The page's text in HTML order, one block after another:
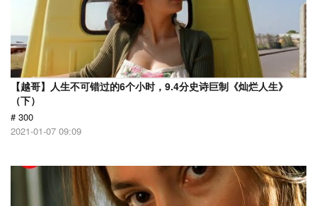
【越哥】人生不可错过的6个小时，9.4分史诗巨制《灿烂人生》
（下）
# 300
2021-01-07 09:09